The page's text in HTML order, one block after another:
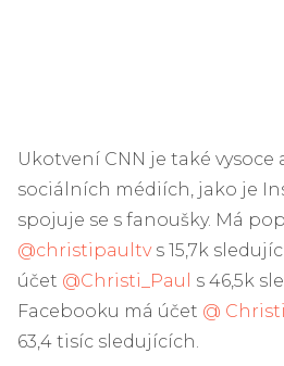
Ukotvení CNN je také vysoce
sociálních médiích, jako je
spojuje se s fanoušky. Má
@christipaultvs 15,7k
účet @Christi_Paul
s 46,5k
Facebooku má účet @
63,4 tisíc sledujících.